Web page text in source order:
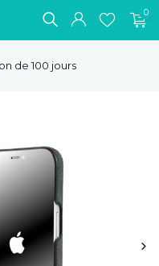
0
de 100 jours